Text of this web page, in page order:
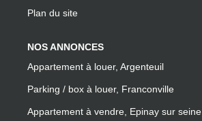
Plan du site
NOS ANNONCES
Appartement à louer, Argenteuil
Parking / box à louer, Franconville
Appartement à vendre, Epinay sur seine